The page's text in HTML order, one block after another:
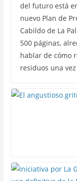
del futuro está
nuevo Plan de
Cabildo de La
500 páginas,
hablar de cómo
residuos una